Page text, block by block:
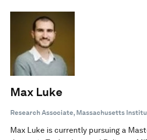
Max Luke
Research Associate, Massachusetts
Max Luke is currently pursuing a